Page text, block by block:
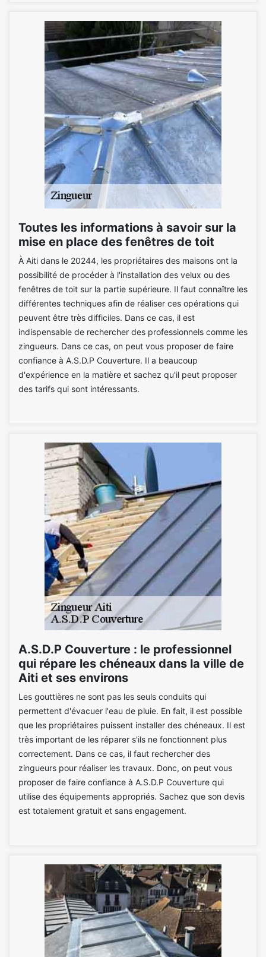
Toutes les informations à savoir sur la
mise en place des fenêtres de toit
À Aiti dans le 20244, les propriétaires des maisons ont la
possibilité de procéder à l'installation des velux ou des
fenêtres de toit sur la partie supérieure. Il faut connaître les
différentes techniques afin de réaliser ces opérations qui
peuvent être très difficiles. Dans ce cas, il est
indispensable de rechercher des professionnels comme les
zingueurs. Dans ce cas, on peut vous proposer de faire
confiance à A.S.D.P Couverture. Il a beaucoup
d'expérience en la matière et sachez qu'il peut proposer
des tarifs qui sont intéressants.
A.S.D.P Couverture : le professionnel
qui répare les chéneaux dans la ville de
Aiti et ses environs
Les gouttières ne sont pas les seuls conduits qui
permettent d'évacuer l'eau de pluie. En fait, il est possible
que les propriétaires puissent installer des chéneaux. Il est
très important de les réparer s'ils ne fonctionnent plus
correctement. Dans ce cas, il faut rechercher des
zingueurs pour réaliser les travaux. Donc, on peut vous
proposer de faire confiance à A.S.D.P Couverture qui
utilise des équipements appropriés. Sachez que son devis
est totalement gratuit et sans engagement.